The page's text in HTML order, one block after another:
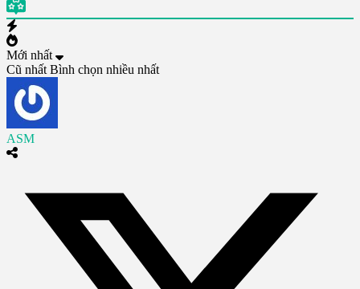
Mới nhất
Cũ nhất Bình chọn nhiều nhất
ASM